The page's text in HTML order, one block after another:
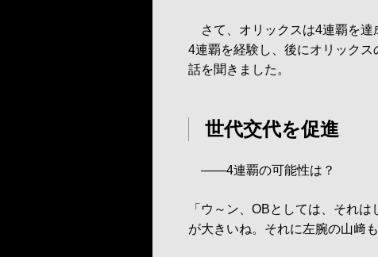
さて、オリックスは4連覇を達
4連覇を経験し、後にオリック
話を聞きました。
世代交代を促進
――4連覇の可能性は？
「ウ～ン、OBとしては、それ
が大きいね。それに左腕の山﨑